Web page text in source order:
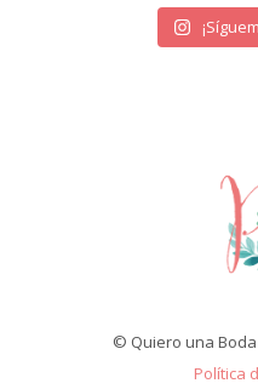
© Quiero una
Política